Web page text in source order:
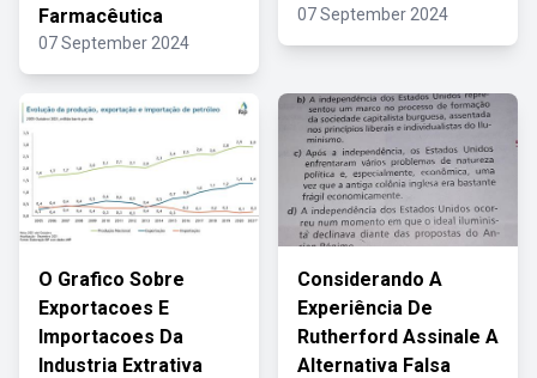
Farmacêutica
07 September 2024
07 September 2024
O Grafico Sobre
Exportacoes E
Importacoes Da
Industria Extrativa
Considerando A
Experiência De
Rutherford Assinale A
Alternativa Falsa